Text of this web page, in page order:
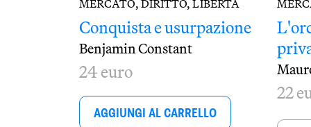
MERCATO, DIRITTO, LIBERTÀ
Conquista e usurpazione
Benjamin Constant
24 euro
AGGIUNGI AL CARRELLO
22